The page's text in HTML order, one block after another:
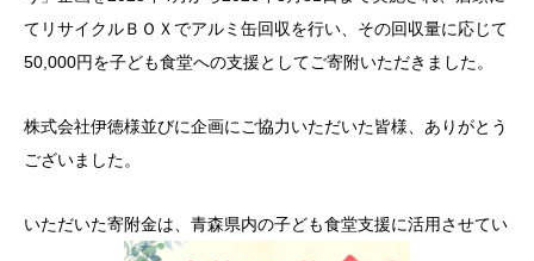
てリサイクルＢＯＸでアルミ缶回収を行い、その回収量に応じて
50,000円を子ども食堂への支援としてご寄附いただきました。
株式会社伊徳様並びに企画にご協力いただいた皆様、ありがとう
ございました。
いただいた寄附金は、青森県内の子ども食堂支援に活用させてい